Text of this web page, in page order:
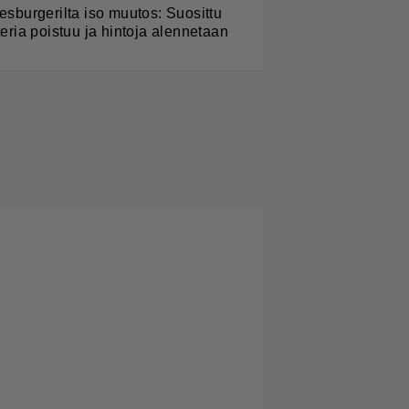
iso muutos: Suosittu
poistuu ja hintoja alennetaan